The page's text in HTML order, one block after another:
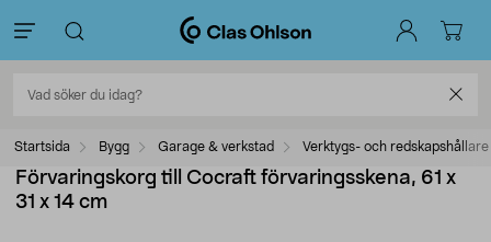
Startsida Bygg Garage & verkstad Verktygs- och redskapshållare
Förvaringskorg till Cocraft förvaringsskena, 61 x
31 x 14 cm